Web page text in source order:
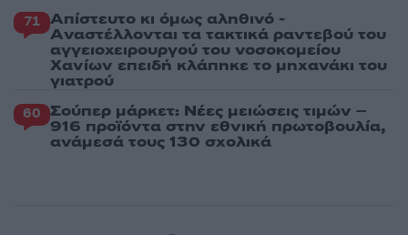
71 Απίστευτο κι όμως αληθινό -
Aναστέλλονται τα τακτικά ραντεβού του
αγγειοχειρουργού του νοσοκομείου
Χανίων επειδή κλάπηκε το μηχανάκι του
γιατρού
60 Σούπερ μάρκετ: Νέες μειώσεις τιμών –
916 προϊόντα στην εθνική πρωτοβουλία,
ανάμεσά τους 130 σχολικά